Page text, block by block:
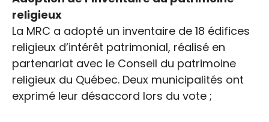
religieux
La MRC a adopté un inventaire de 18 édifices
religieux d’intérêt patrimonial, réalisé en
partenariat avec le Conseil du patrimoine
religieux du Québec. Deux municipalités ont
exprimé leur désaccord lors du vote ;